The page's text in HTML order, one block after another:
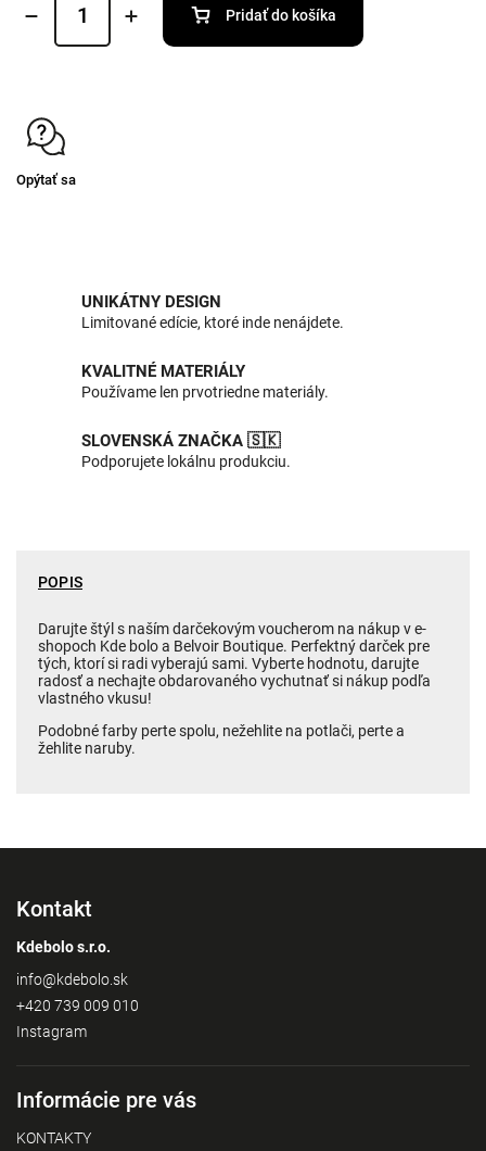
Pridať do košíka
Opýtať sa
UNIKÁTNY DESIGN
Limitované edície, ktoré inde nenájdete.
KVALITNÉ MATERIÁLY
Používame len prvotriedne materiály.
SLOVENSKÁ ZNAČKA 🇸🇰
Podporujete lokálnu produkciu.
POPIS
Darujte štýl s naším darčekovým voucherom na nákup v e-
shopoch Kde bolo a Belvoir Boutique. Perfektný darček pre
tých, ktorí si radi vyberajú sami. Vyberte hodnotu, darujte
radosť a nechajte obdarovaného vychutnať si nákup podľa
vlastného vkusu!
Podobné farby perte spolu, nežehlite na potlači, perte a
žehlite naruby.
Kontakt
Kdebolo s.r.o.
info@kdebolo.sk
+420 739 009 010
Instagram
Informácie pre vás
KONTAKTY